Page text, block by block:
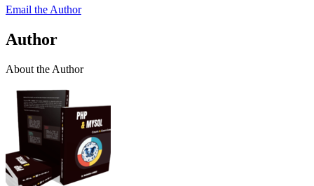
Email the Author
Author
About the Author